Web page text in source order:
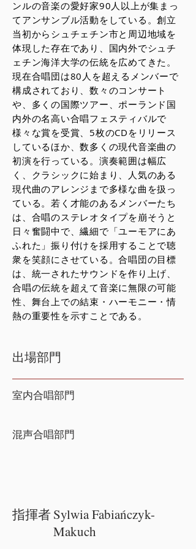
ンルの音楽の愛好家90人以上が集まっ
てアンサンブル活動をしている。創立
当初からシュチェチン市と周辺地域を
体現した存在であり、国内外でシュチ
ェチン海洋大学の伝統を広めてきた。
現在合唱団は80人を超えるメンバーで
構成されており、数々のコンサート
や、多くの国際ツアー、ポーランド国
内外の名高い合唱フェスティバルで
様々な賞を受賞、5枚のCDをリリース
しているほか、数多くの現代音楽曲の
初演を行っている。演奏範囲は幅広
く、クラシックに始まり、人気のある
現代曲のアレンジまで多様な曲を扱っ
ている。若く才能のあるメンバーたち
は、合唱のステレオタイプを崩そうと
日々奮闘中で、繊細で「ユーモアにあ
ふれた」振り付けを採用することで聴
衆を笑顔にさせている。合唱団の目標
は、統一されたサウンドを作り上げ、
合唱の伝統を超えて音楽に無限の可能
性、舞台上での結束・ハーモニー・情
熱の重要性を示すことである。
出場部門
室内合唱部門
混声合唱部門
指揮者Sylwia Fabiańczyk-
Makuch